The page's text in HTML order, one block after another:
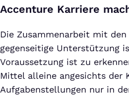
Accenture Karriere
Die Zusammenarbeit mit
gegenseitige Unterstützung
Voraussetzung ist zu
Mittel alleine angesichts der
Aufgabenstellungen nur in